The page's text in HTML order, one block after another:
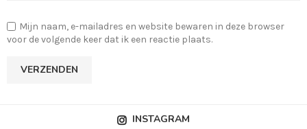
Mijn naam, e-mailadres en website bewaren in deze browser
voor de volgende keer dat ik een reactie plaats.
INSTAGRAM